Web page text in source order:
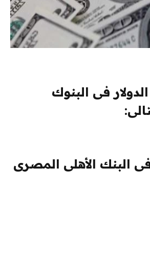
فى البنوك
البنك الأهلى المصرى